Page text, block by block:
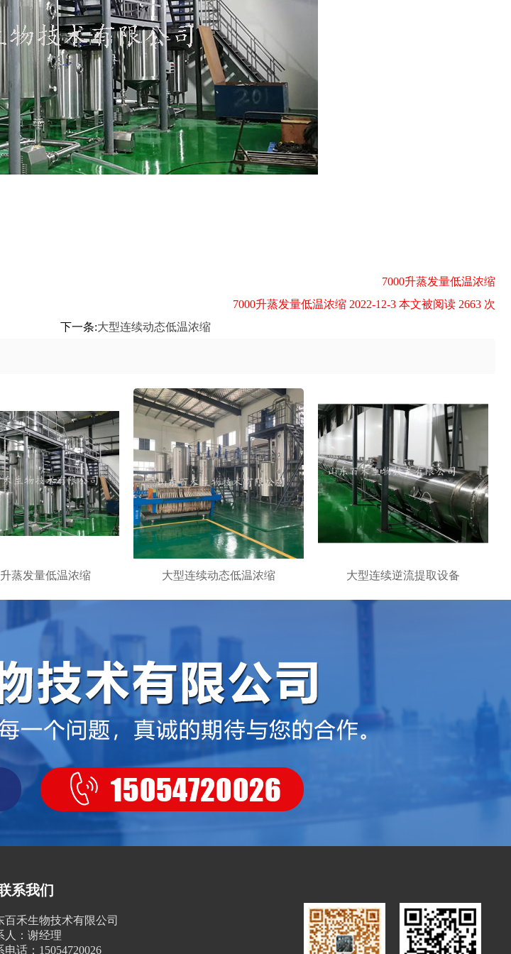
7000升蒸发量低温浓缩
7000升蒸发量低温浓缩 2022-12-3 本文被阅读 2663 次
下一条:大型连续动态低温浓缩
升蒸发量低温浓缩 大型连续动态低温浓缩 大型连续逆流提取设备
系我们
百禾生物技术有限公司
人：谢经理
电话：15054720026